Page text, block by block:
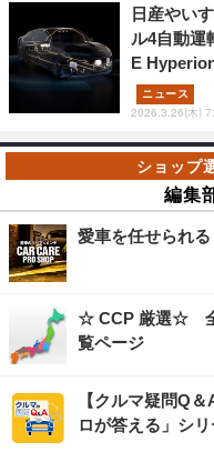
日産やい
ル4自動運
E
ニュース
2026.3.26(木)
編集
愛車を任せられ
☆ CCP 厳選☆ 全
覧ページ
【クルマ疑問Q
ロが答える」シリ